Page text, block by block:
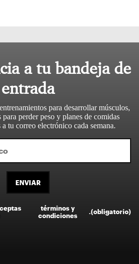
a tu bandeja de
entrada
para desarrollar músculos,
para perder peso y planes de comidas
tu correo electrónico cada semana.
ENVIAR
términos y
condiciones
.(obligatorio)